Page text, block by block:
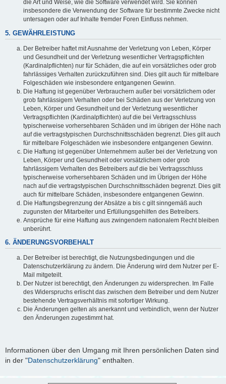
die Art und Weise, wie die Software verwendet wird. Sie können
insbesondere die Verwendung der Software für bestimmte Zwecke nicht
untersagen oder auf Inhalte fremder Foren Einfluss nehmen.
5. GEWÄHRLEISTUNG
Der Betreiber haftet mit Ausnahme der Verletzung von Leben, Körper
und Gesundheit und der Verletzung wesentlicher Vertragspflichten
(Kardinalpflichten) nur für Schäden, die auf ein vorsätzliches oder grob
fahrlässiges Verhalten zurückzuführen sind. Dies gilt auch für mittelbare
Folgeschäden wie insbesondere entgangenen Gewinn.
Die Haftung ist gegenüber Verbrauchern außer bei vorsätzlichem oder
grob fahrlässigem Verhalten oder bei Schäden aus der Verletzung von
Leben, Körper und Gesundheit und der Verletzung wesentlicher
Vertragspflichten (Kardinalpflichten) auf die bei Vertragsschluss
typischerweise vorhersehbaren Schäden und im übrigen der Höhe nach
auf die vertragstypischen Durchschnittsschäden begrenzt. Dies gilt auch
für mittelbare Folgeschäden wie insbesondere entgangenen Gewinn.
Die Haftung ist gegenüber Unternehmern außer bei der Verletzung von
Leben, Körper und Gesundheit oder vorsätzlichem oder grob
fahrlässigem Verhalten des Betreibers auf die bei Vertragsschluss
typischerweise vorhersehbaren Schäden und im Übrigen der Höhe
nach auf die vertragstypischen Durchschnittsschäden begrenzt. Dies gilt
auch für mittelbare Schäden, insbesondere entgangenen Gewinn.
Die Haftungsbegrenzung der Absätze a bis c gilt sinngemäß auch
zugunsten der Mitarbeiter und Erfüllungsgehilfen des Betreibers.
Ansprüche für eine Haftung aus zwingendem nationalem Recht bleiben
unberührt.
6. ÄNDERUNGSVORBEHALT
Der Betreiber ist berechtigt, die Nutzungsbedingungen und die
Datenschutzerklärung zu ändern. Die Änderung wird dem Nutzer per E-
Mail mitgeteilt.
Der Nutzer ist berechtigt, den Änderungen zu widersprechen. Im Falle
des Widerspruchs erlischt das zwischen dem Betreiber und dem Nutzer
bestehende Vertragsverhältnis mit sofortiger Wirkung.
Die Änderungen gelten als anerkannt und verbindlich, wenn der Nutzer
den Änderungen zugestimmt hat.
Informationen über den Umgang mit Ihren persönlichen Daten sind
in der "Datenschutzerklärung" enthalten.